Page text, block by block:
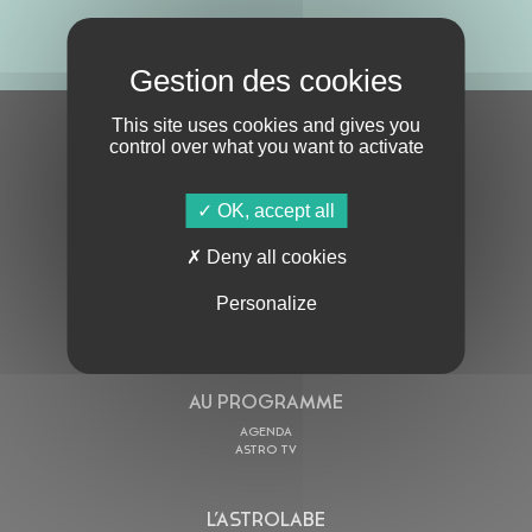
S'ABONNER À LA NEWSLETTER
AU PROGRAMME
AGENDA
ASTRO TV
L’ASTROLABE
This site uses cookies and gives you
control over what you want to activate
OK, accept all
Deny all cookies
Personalize